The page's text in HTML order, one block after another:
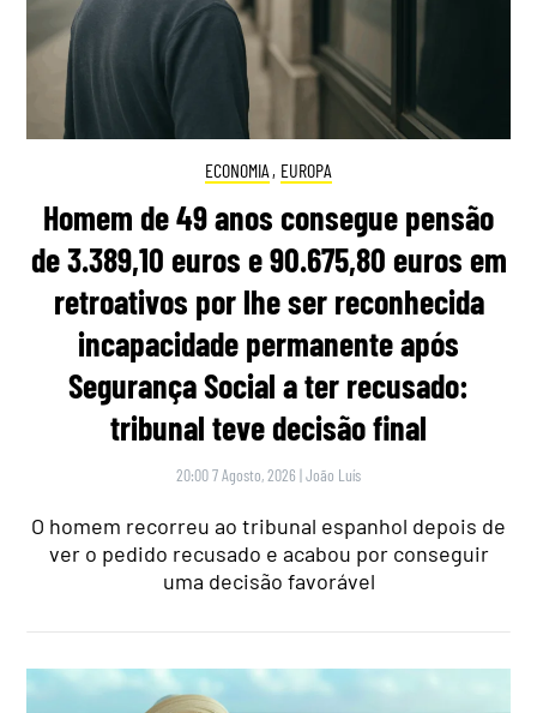
ECONOMIA , EUROPA
Homem de 49 anos consegue pensão
de 3.389,10 euros e 90.675,80 euros em
retroativos por lhe ser reconhecida
incapacidade permanente após
Segurança Social a ter recusado:
tribunal teve decisão final
20:00 7 Agosto, 2026 |João Luís
O homem recorreu ao tribunal espanhol depois de
ver o pedido recusado e acabou por conseguir
uma decisão favorável